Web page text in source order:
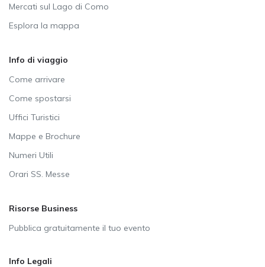
Mercati sul Lago di Como
Esplora la mappa
Info di viaggio
Come arrivare
Come spostarsi
Uffici Turistici
Mappe e Brochure
Numeri Utili
Orari SS. Messe
Risorse Business
Pubblica gratuitamente il tuo evento
Info Legali